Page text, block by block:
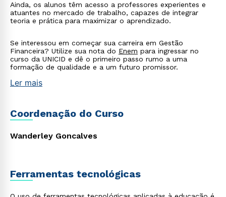
Ainda, os alunos têm acesso a professores experientes e
atuantes no mercado de trabalho, capazes de integrar
teoria e prática para maximizar o aprendizado.
Se interessou em começar sua carreira em Gestão
Financeira? Utilize sua nota do Enem para ingressar no
curso da UNICID e dê o primeiro passo rumo a uma
formação de qualidade e a um futuro promissor.
Ler mais
Coordenação do Curso
Wanderley Goncalves
Ferramentas tecnológicas